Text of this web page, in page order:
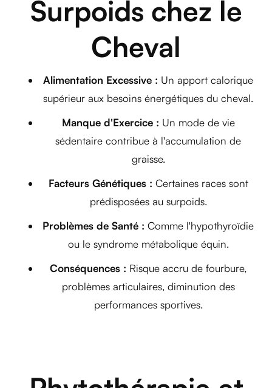
Surpoids chez le
Cheval
Alimentation Excessive : Un apport calorique
supérieur aux besoins énergétiques du cheval.
Manque d'Exercice : Un mode de vie
sédentaire contribue à l'accumulation de
graisse.
Facteurs Génétiques : Certaines races sont
prédisposées au surpoids.
Problèmes de Santé : Comme l'hypothyroïdie
ou le syndrome métabolique équin.
Conséquences : Risque accru de fourbure,
problèmes articulaires, diminution des
performances sportives.